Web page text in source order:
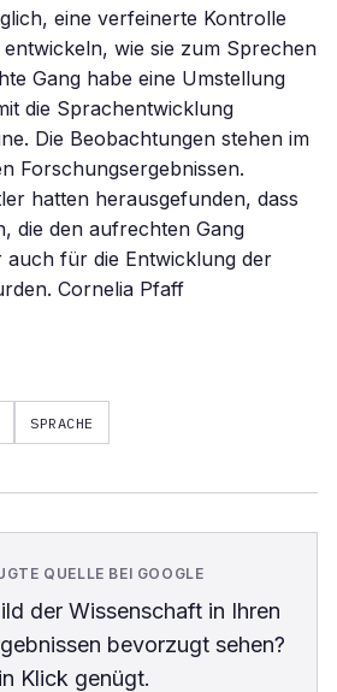
eine verfeinerte Kontrolle
wie sie zum Sprechen
Gang habe eine Umstellung
die Sprachentwicklung
Die Beobachtungen stehen im
Forschungsergebnissen.
hatten herausgefunden, dass
die den aufrechten Gang
auch für die Entwicklung der
Cornelia Pfaff
SPRACHE
QUELLE BEI GOOGLE
der Wissenschaftin Ihren
bevorzugt sehen?
Klick genügt.